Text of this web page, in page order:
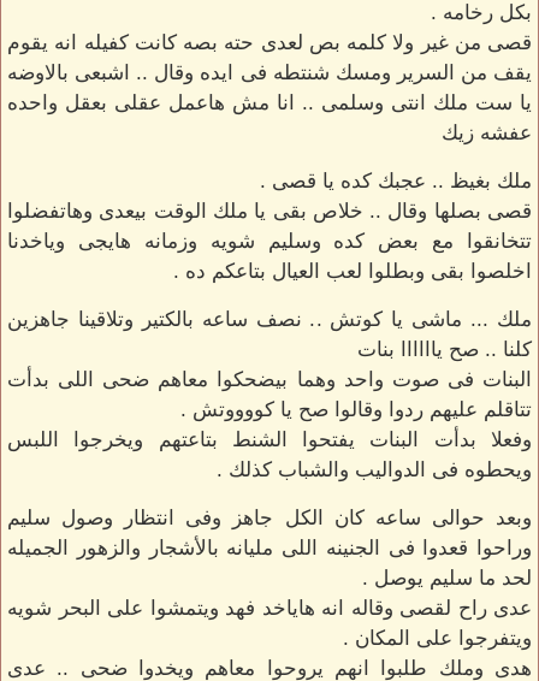
بكل رخامه .
قصى من غير ولا كلمه بص لعدى حته بصه كانت كفيله انه يقوم
يقف من السرير ومسك شنتطه فى ايده وقال .. اشبعى بالاوضه
يا ست ملك انتى وسلمى .. انا مش هاعمل عقلى بعقل واحده
عفشه زيك
ملك بغيظ .. عجبك كده يا قصى .
قصى بصلها وقال .. خلاص بقى يا ملك الوقت بيعدى وهاتفضلوا
تتخانقوا مع بعض كده وسليم شويه وزمانه هايجى وياخدنا
اخلصوا بقى وبطلوا لعب العيال بتاعكم ده .
ملك ... ماشى يا كوتش .. نصف ساعه بالكتير وتلاقينا جاهزين
كلنا .. صح ياااااا بنات
البنات فى صوت واحد وهما بيضحكوا معاهم ضحى اللى بدأت
تتاقلم عليهم ردوا وقالوا صح يا كووووتش .
وفعلا بدأت البنات يفتحوا الشنط بتاعتهم ويخرجوا اللبس
ويحطوه فى الدواليب والشباب كذلك .
وبعد حوالى ساعه كان الكل جاهز وفى انتظار وصول سليم
وراحوا قعدوا فى الجنينه اللى مليانه بالأشجار والزهور الجميله
لحد ما سليم يوصل .
عدى راح لقصى وقاله انه هاياخد فهد ويتمشوا على البحر شويه
ويتفرجوا على المكان .
هدى وملك طلبوا انهم يروحوا معاهم ويخدوا ضحى .. عدى